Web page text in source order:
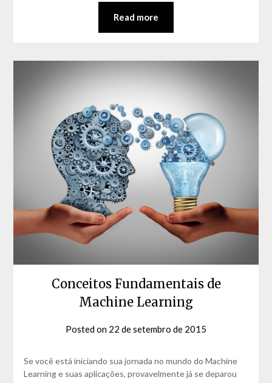
Read more
Conceitos Fundamentais de
Machine Learning
Posted on 22 de setembro de 2015
Matos
Se você está iniciando sua jornada no mundo do Machine
Learning e suas aplicações, provavelmente já se deparou